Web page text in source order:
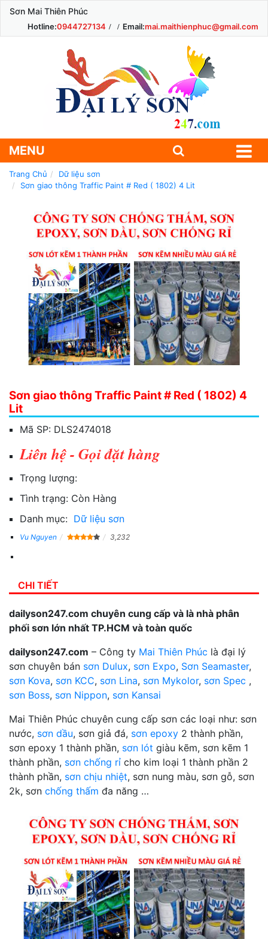
Sơn Mai Thiên Phúc
Hotline:0944727134 Email:mai.maithienphuc@gmail.com
MENU
Trang Chủ
Dữ liệu sơn
Sơn giao thông Traffic Paint # Red ( 1802) 4 Lit
Sơn giao thông Traffic Paint # Red ( 1802) 4
Lit
Mã SP: DLS2474018
Liên hệ - Gọi đặt hàng
Trọng lượng:
Tình trạng: Còn Hàng
Danh mục: Dữ liệu sơn
Vu Nguyen 3,232
CHI TIẾT
dailyson247.com chuyên cung cấp và là nhà phân
phối sơn lớn nhất TP.HCM và toàn quốc
dailyson247.com – Công ty Mai Thiên Phúc là đại lý
sơn chuyên bán sơn Dulux, sơn Expo, Sơn Seamaster,
sơn Kova, sơn KCC, sơn Lina, sơn Mykolor, sơn Spec ,
sơn Boss, sơn Nippon, sơn Kansai
Mai Thiên Phúc chuyên cung cấp sơn các loại như: sơn
nước, sơn dầu, sơn giả đá, sơn epoxy 2 thành phần,
sơn epoxy 1 thành phần, sơn lót giàu kẽm, sơn kẽm 1
thành phần, sơn chống rỉ cho kim loại 1 thành phần 2
thành phần, sơn chịu nhiệt, sơn nung màu, sơn gỗ, sơn
2k, sơn chống thấm đa năng …